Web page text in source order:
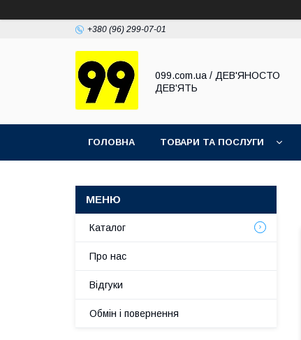
+380 (96) 299-07-01
099.com.ua / ДЕВ'ЯНОСТО
ДЕВ'ЯТЬ
ГОЛОВНА ТОВАРИ ТА ПОСЛУГИ
Каталог
Про нас
Відгуки
Обмін і повернення